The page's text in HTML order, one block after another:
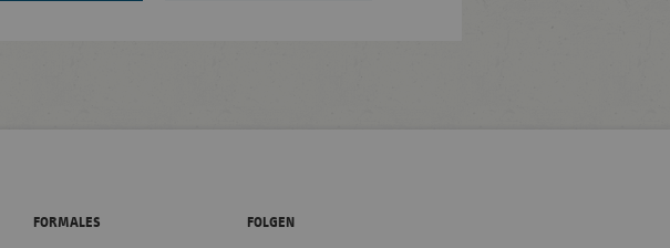
FORMALES FOLGEN